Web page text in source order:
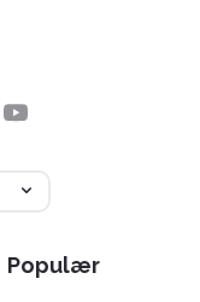
Populær